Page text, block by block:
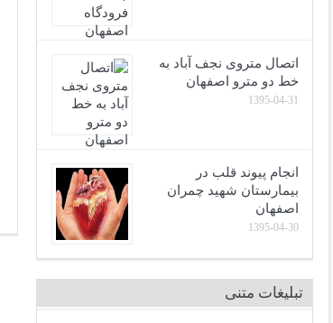
اتصال متروی نجف آباد به
خط دو مترو اصفهان
1395-04-31
انجام پیوند قلب در
بیمارستان شهید چمران
اصفهان
1395-04-30
تبلیغات متنی